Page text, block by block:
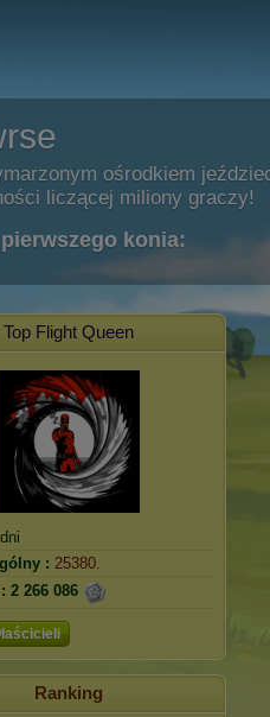
ośrodkiem
liczącej miliony graczy!
konia:
Top Flight Queen
: 25380.
2 266 086
Ranking